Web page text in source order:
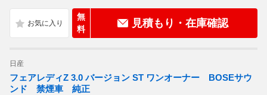
無
料
見積もり・在庫確認
日産
フェアレディZ 3.0 バージョン ST ワンオーナー BOSEサウ
ンド 禁煙車 純正